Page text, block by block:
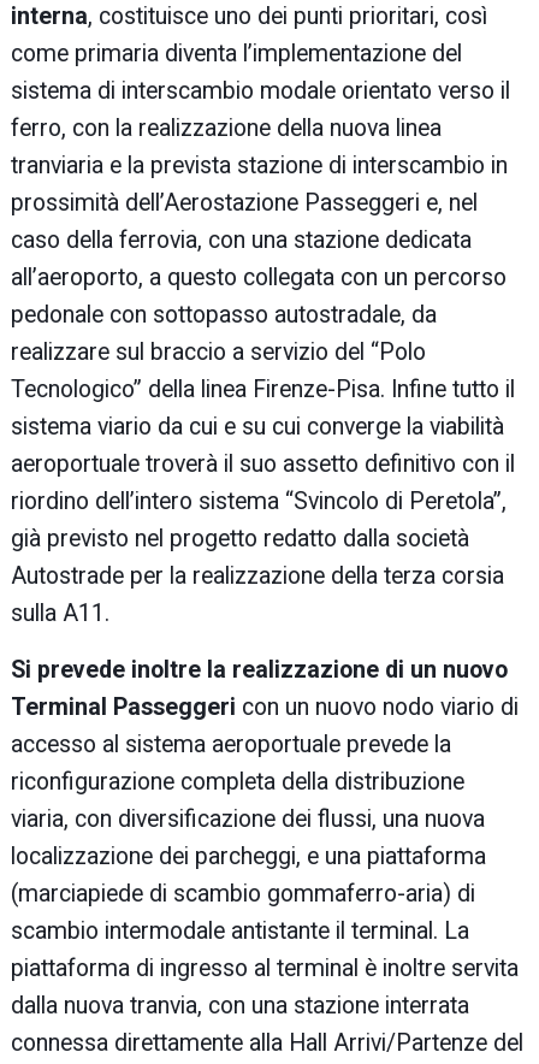
interna, costituisce uno dei punti prioritari, così
come primaria diventa l’implementazione del
sistema di interscambio modale orientato verso il
ferro, con la realizzazione della nuova linea
tranviaria e la prevista stazione di interscambio in
prossimità dell’Aerostazione Passeggeri e, nel
caso della ferrovia, con una stazione dedicata
all’aeroporto, a questo collegata con un percorso
pedonale con sottopasso autostradale, da
realizzare sul braccio a servizio del “Polo
Tecnologico” della linea Firenze-Pisa. Infine tutto il
sistema viario da cui e su cui converge la viabilità
aeroportuale troverà il suo assetto definitivo con il
riordino dell’intero sistema “Svincolo di Peretola”,
già previsto nel progetto redatto dalla società
Autostrade per la realizzazione della terza corsia
sulla A11.
Si prevede inoltre la realizzazione di un nuovo
Terminal Passeggeri con un nuovo nodo viario di
accesso al sistema aeroportuale prevede la
riconfigurazione completa della distribuzione
viaria, con diversificazione dei flussi, una nuova
localizzazione dei parcheggi, e una piattaforma
(marciapiede di scambio gommaferro-aria) di
scambio intermodale antistante il terminal. La
piattaforma di ingresso al terminal è inoltre servita
dalla nuova tranvia, con una stazione interrata
connessa direttamente alla Hall Arrivi/Partenze del